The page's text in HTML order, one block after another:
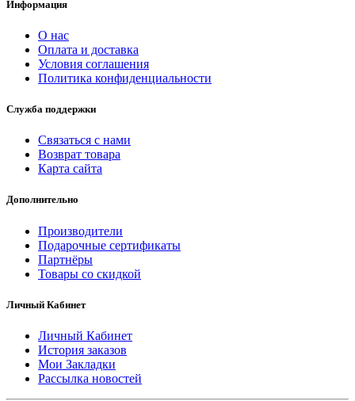
Информация
О нас
Оплата и доставка
Условия соглашения
Политика конфиденциальности
Служба поддержки
Связаться с нами
Возврат товара
Карта сайта
Дополнительно
Производители
Подарочные сертификаты
Партнёры
Товары со скидкой
Личный Кабинет
Личный Кабинет
История заказов
Мои Закладки
Рассылка новостей